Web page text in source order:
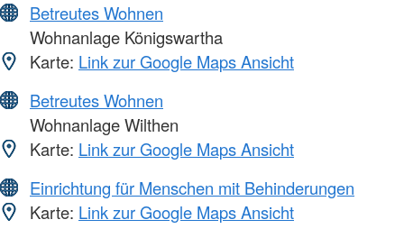
Betreutes Wohnen
Wohnanlage Königswartha
Karte: Link zur Google Maps Ansicht
Betreutes Wohnen
Wohnanlage Wilthen
Karte: Link zur Google Maps Ansicht
Einrichtung für Menschen mit Behinderungen
Karte: Link zur Google Maps Ansicht